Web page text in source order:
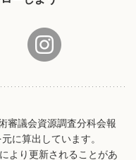
審議会資源調査分科会報
に算出しています。
より更新されることがあ